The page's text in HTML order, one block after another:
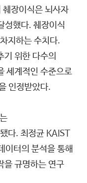
장이식은 뇌사자
성했다. 췌장이식
지하는 수치다.
기 위한 다수의
세계적인 수준으로
인정받았다.
다. 최정균 KAIST
이터의 분석을 통해
을 규명하는 연구